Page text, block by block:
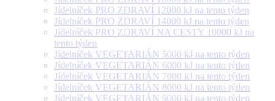
Jídelníček PRO ZDRAVÍ 12000 kJ na tento týden
Jídelníček PRO ZDRAVÍ 14000 kJ na tento týden
Jídelníček PRO ZDRAVÍ NA CESTY 10000 kJ na
tento týden
Jídelníček VEGETARIÁN 5000 kJ na tento týden
Jídelníček VEGETARIÁN 6000 kJ na tento týden
Jídelníček VEGETARIÁN 7000 kJ na tento týden
Jídelníček VEGETARIÁN 8000 kJ na tento týden
Jídelníček VEGETARIÁN 9000 kJ na tento týden